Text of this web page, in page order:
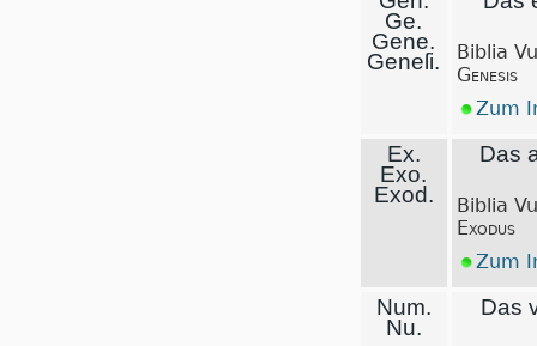
Ge.
Gene.
Geneſi.
Biblia
Genesis
Zum
Ex.
Exo.
Exod.
Das
Biblia
Exodus
Zum
Num.
Nu.
Das